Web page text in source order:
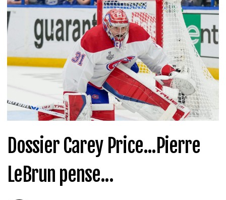
Dossier Carey Price...Pierre
LeBrun pense...